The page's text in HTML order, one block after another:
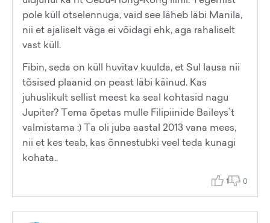
pole küll otselennuga, vaid see läheb läbi Manila,
nii et ajaliselt väga ei võidagi ehk, aga rahaliselt
vast küll.
Fibin, seda on küll huvitav kuulda, et Sul lausa nii
tõsised plaanid on peast läbi käinud. Kas
juhuslikult sellist meest ka seal kohtasid nagu
Jupiter? Tema õpetas mulle Filipiinide Baileys`t
valmistama :) Ta oli juba aastal 2013 vana mees,
nii et kes teab, kas õnnestubki veel teda kunagi
kohata..
1 0